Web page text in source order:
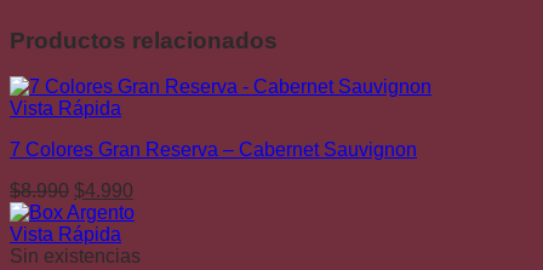
Productos relacionados
Vista Rápida
7 Colores Gran Reserva – Cabernet Sauvignon
$8.990 El
precio
original
era:
$4.990
precio
es:
Vista Rápida
Sin existencias